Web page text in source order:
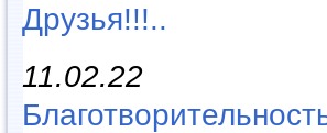
Друзья!!!..
11.02.22